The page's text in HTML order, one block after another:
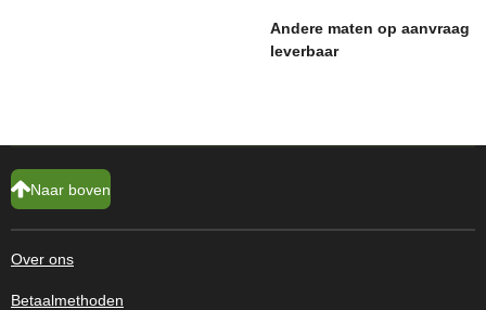
Andere maten op aanvraag
leverbaar
Naar boven
Over ons
Betaalmethoden